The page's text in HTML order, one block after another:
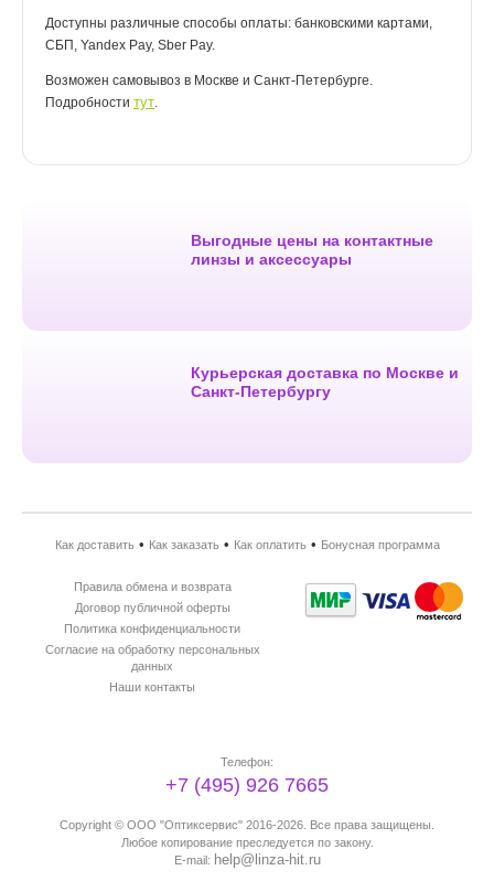
Доступны различные способы оплаты: банковскими картами,
СБП, Yandex Pay, Sber Pay.
Возможен самовывоз в Москве и Санкт-Петербурге.
Подробности тут.
Выгодные цены на контактные
линзы и аксессуары
Курьерская доставка по Москве и
Санкт-Петербургу
Как доставить• Как заказать• Как оплатить• Бонусная программа
Правила обмена и возврата
Договор публичной оферты
Политика конфиденциальности
Согласие на обработку персональных
данных
Наши контакты
Телефон:
+7 (495) 926 7665
Copyright © ООО "Оптиксервис" 2016-2026. Все права защищены.
Любое копирование преследуется по закону.
E-mail: help@linza-hit.ru